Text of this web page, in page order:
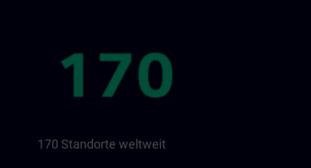
170 Standorte weltweit